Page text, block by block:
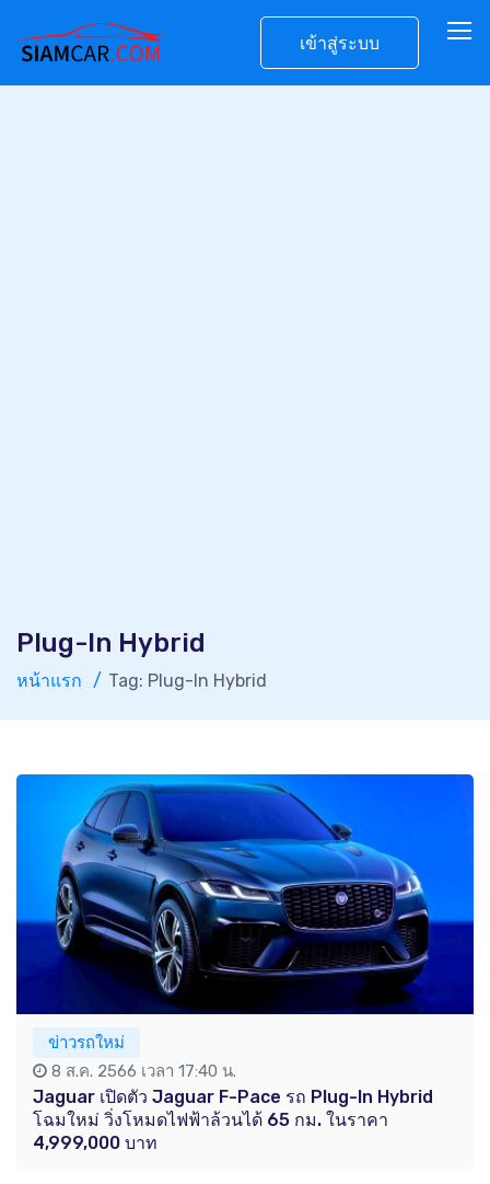
เข้าสู่ระบบ
Plug-In Hybrid
หน้าแรก Tag: Plug-In Hybrid
ข่าวรถใหม่
8 ส.ค. 2566 เวลา 17:40 น.
Jaguar เปิดตัว Jaguar F-Pace รถ Plug-In Hybrid
โฉมใหม่ วิ่งโหมดไฟฟ้าล้วนได้ 65 กม. ในราคา
4,999,000 บาท